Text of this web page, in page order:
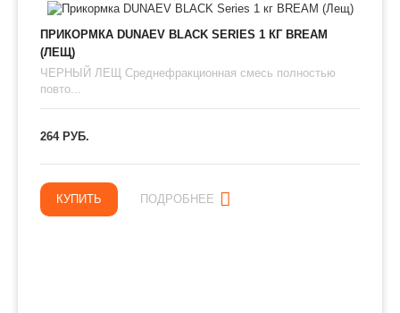
ПРИКОРМКА DUNAEV BLACK SERIES 1 КГ BREAM
(ЛЕЩ)
ЧЕРНЫЙ ЛЕЩ Среднефракционная смесь полностью
повто...
264 РУБ.
КУПИТЬ ПОДРОБНЕЕ